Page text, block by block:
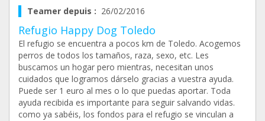
Teamer depuis : 26/02/2016
Refugio Happy Dog Toledo
El refugio se encuentra a pocos km de Toledo. Acogemos
perros de todos los tamaños, raza, sexo, etc. Les
buscamos un hogar pero mientras, necesitan unos
cuidados que logramos dárselo gracias a vuestra ayuda.
Puede ser 1 euro al mes o lo que puedas aportar. Toda
ayuda recibida es importante para seguir salvando vidas.
como ya sabéis, los fondos para el refugio se vinculan a